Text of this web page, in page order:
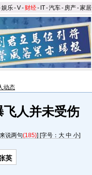
娱乐-V- 财经- IT-汽车- 房产-家居
动态
飞人并未受伤
说两句(185)] [字号： 大 中 小]
英